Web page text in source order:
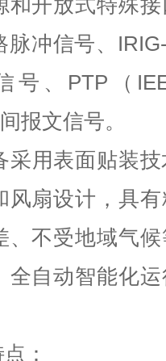
和开放式特殊
脉冲信号、
号、PTP（
报文信号。
采用表面贴装
风扇设计，具
、不受地域气
全自动智能化
：